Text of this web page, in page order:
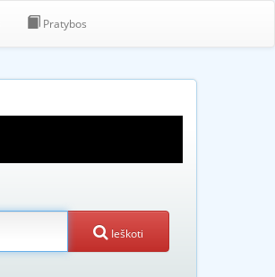
Pratybos
Ieškoti